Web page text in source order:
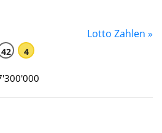
Lotto Zahlen »
42 4